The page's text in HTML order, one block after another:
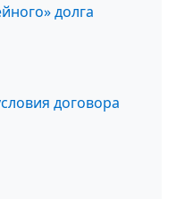
долга
договора